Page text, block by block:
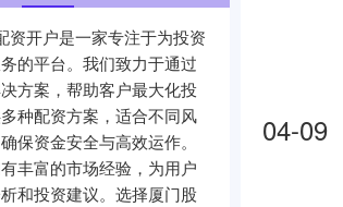
04-09
资开户是一家专注于为投资
的平台。我们致力于通过
方案，帮助客户最大化投
种配资方案，适合不同风
保资金安全与高效运作。
丰富的市场经验，为用户
和投资建议。选择厦门股